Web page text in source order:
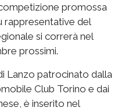
promossa
rappresentative del
si correrà nel
prossimi.
Lanzo patrocinato dalla
Club Torino e dai
è inserito nel